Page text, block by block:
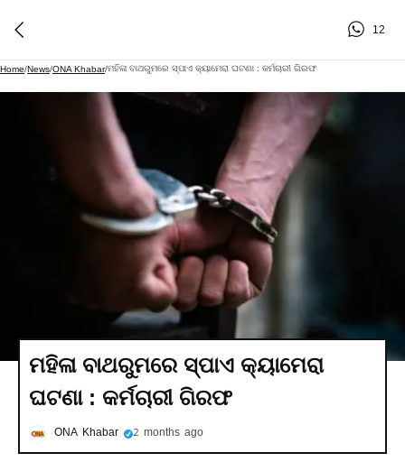
12
Home/News/ONA Khabar/ମହିଳା ବାଥରୁମରେ ସ୍ପାଏ କ୍ୟାମେରା ଘଟଣା : କର୍ମଚାରୀ ଗିରଫ
ମହିଳା ବାଥରୁମରେ ସ୍ପାଏ କ୍ୟାମେରା
ଘଟଣା : କର୍ମଚାରୀ ଗିରଫ
ONA Khabar 2 months ago